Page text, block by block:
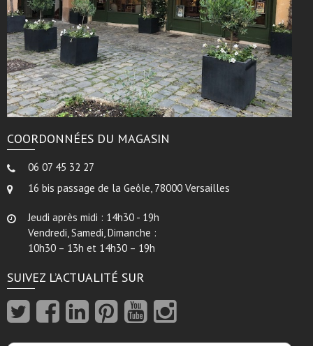
COORDONNÉES DU MAGASIN
06 07 45 32 27
16 bis passage de la Geôle, 78000 Versailles
Jeudi après midi : 14h30 - 19h
Vendredi, Samedi, Dimanche :
10h30 – 13h et 14h30 – 19h
SUIVEZ L’ACTUALITÉ SUR